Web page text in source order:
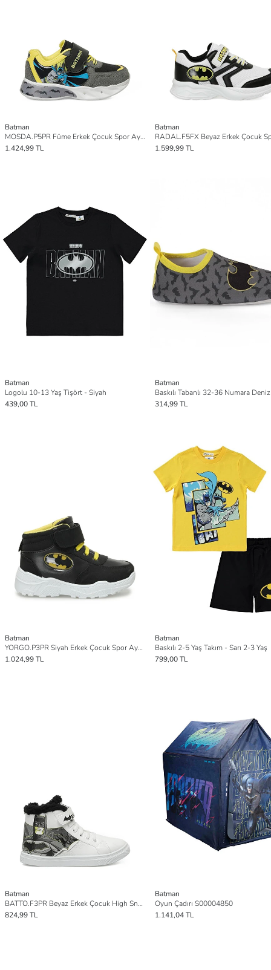
Batman
MOSDA.P5PR Füme Erkek Çocuk Spor Ayakkabı
1.424,99 TL
Batman
1.599,99 TL
Batman
Logolu 10-13 Yaş Tişört - Siyah
439,00 TL
Batman
314,99 TL
Batman
YORGO.P3PR Siyah Erkek Çocuk Spor Ayakkabı
1.024,99 TL
Batman
Baskılı 2-5 Yaş Takım - Sarı 2-3 Yaş
799,00 TL
Batman
BATTO.F3PR Beyaz Erkek Çocuk High Sneaker
824,99 TL
Batman
Oyun Çadırı S00004850
1.141,04 TL